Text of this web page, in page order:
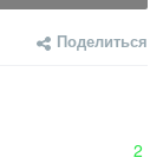
Поделиться
2